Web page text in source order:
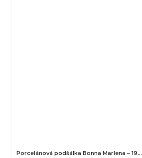
Porcelánová podšálka Bonna Marlena – 19…